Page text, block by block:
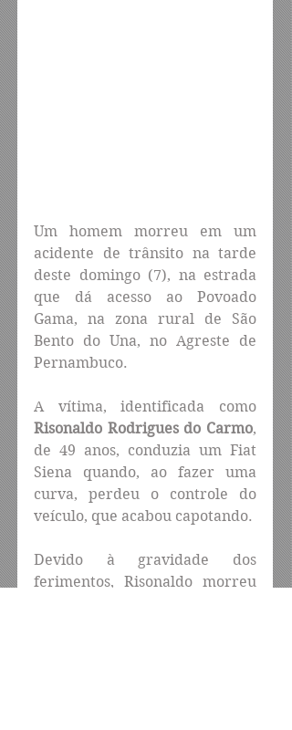
Um homem morreu em um
acidente de trânsito na tarde
deste domingo (7), na estrada
que dá acesso ao Povoado
Gama, na zona rural de São
Bento do Una, no Agreste de
Pernambuco.
Risonaldo Rodrigues do Carmo,
de 49 anos, conduzia um Fiat
Siena quando, ao fazer uma
curva, perdeu o controle do
veículo, que acabou capotando.
Devido à gravidade dos
ferimentos, Risonaldo morreu